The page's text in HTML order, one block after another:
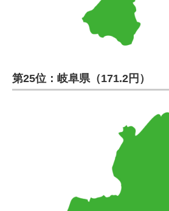
第25位：岐阜県（171.2円）